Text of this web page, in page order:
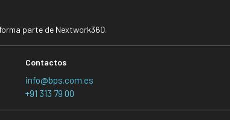
parte de Nextwork360.
Contactos
info@bps.com.es
+91 313 79 00